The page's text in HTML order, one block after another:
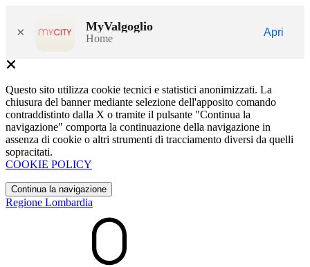
× MyValgoglio
Home
Apri
Questo sito utilizza cookie tecnici e statistici anonimizzati. La
chiusura del banner mediante selezione dell'apposito comando
contraddistinto dalla X o tramite il pulsante "Continua la
navigazione" comporta la continuazione della navigazione in
assenza di cookie o altri strumenti di tracciamento diversi da quelli
sopracitati.
COOKIE POLICY
Continua la navigazione
Regione Lombardia